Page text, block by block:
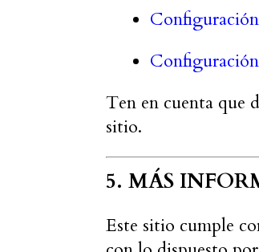
Ten en cuenta que
sitio.
5. MÁS
Este sitio cumple